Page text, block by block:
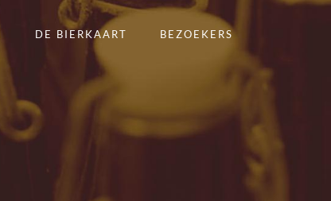
DE BIERKAART BEZOEKERS